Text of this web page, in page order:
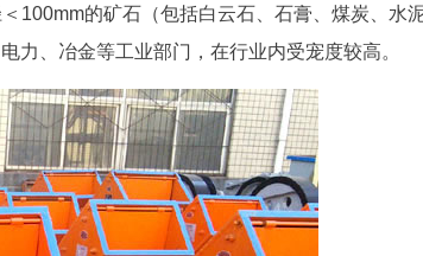
100mm的矿石（包括白云石、石膏、煤炭、水
力、冶金等工业部门，在行业内受宠度较高。